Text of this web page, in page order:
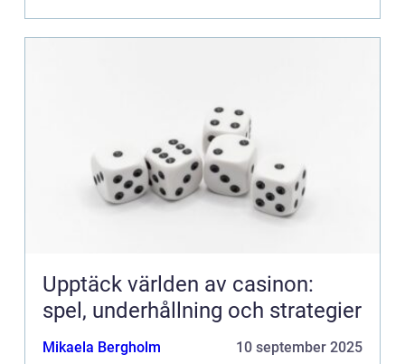
Upptäck världen av casinon:
spel, underhållning och strategier
Mikaela Bergholm 10 september 2025